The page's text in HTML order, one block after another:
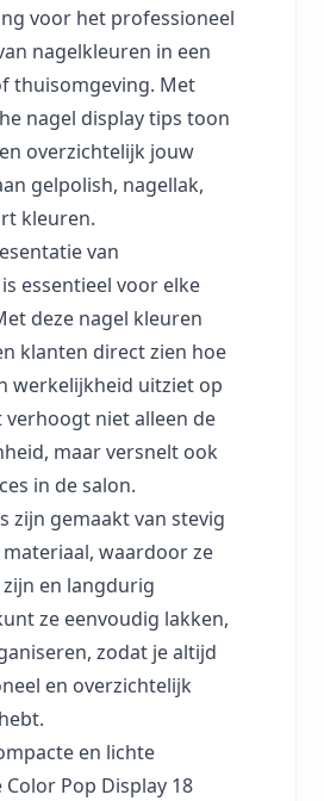
voor het professioneel
nagelkleuren in een
thuisomgeving. Met
nagel display tips toon
overzichtelijk jouw
gelpolish, nagellak,
kleuren.
van
essentieel voor elke
deze nagel kleuren
klanten direct zien hoe
werkelijkheid uitziet op
verhoogt niet alleen de
maar versnelt ook
in de salon.
zijn gemaakt van stevig
waardoor ze
en langdurig
ze eenvoudig lakken,
zodat je altijd
en overzichtelijk
en lichte
Pop Display 18